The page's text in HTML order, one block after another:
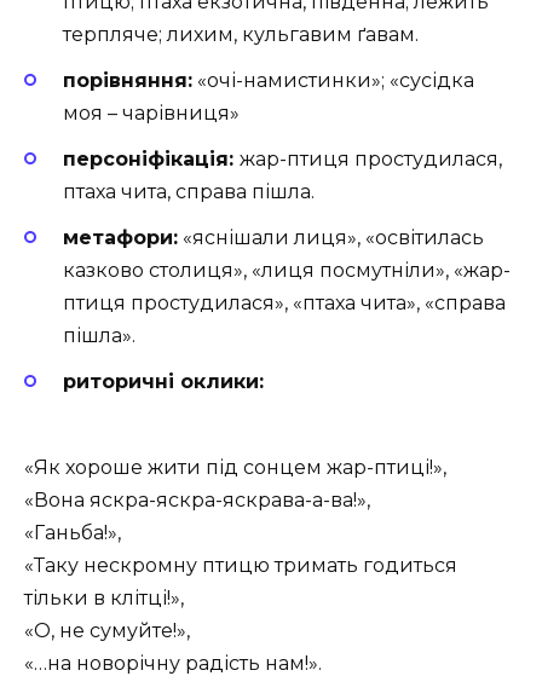
терпляче; лихим, кульгавим ґавам.
порівняння: «очі-намистинки»; «сусідка
моя – чарівниця»
персоніфікація: жар-птиця простудилася,
птаха чита, справа пішла.
метафори: «яснішали лиця», «освітилась
казково столиця», «лиця посмутніли», «жар-
птиця простудилася», «птаха чита», «справа
пішла».
риторичні оклики:
«Як хороше жити під сонцем жар-птиці!»,
«Вона яскра-яскра-яскрава-а-ва!»,
«Ганьба!»,
«Таку нескромну птицю тримать годиться
тільки в клітці!»,
«О, не сумуйте!»,
«…на новорічну радість нам!».